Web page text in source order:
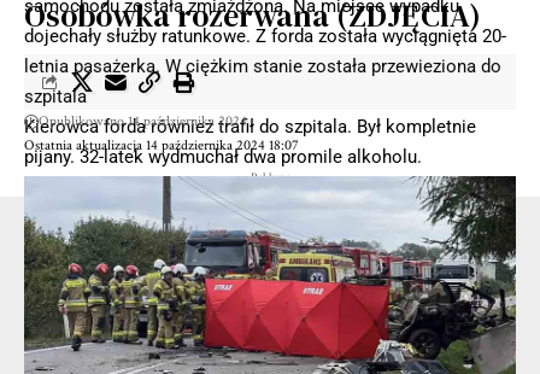
samochodu została zmiażdżona. Na miejsce wypadku
dojechały służby ratunkowe. Z forda została wyciągnięta 20-
letnia pasażerka. W ciężkim stanie została przewieziona do
szpitala
Kierowca forda również trafił do szpitala. Był kompletnie
pijany. 32-latek wydmuchał dwa promile alkoholu.
- Reklama -
Osobówka rozerwana (ZDJĘCIA)
Ostatnia aktualizacja 14 października 2024 18:07
Opublikowano 14 października 2024